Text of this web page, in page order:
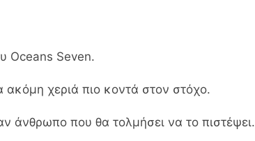
Oceans Seven.
ακόμη χεριά πιο κοντά στον στόχο.
άνθρωπο που θα τολμήσει να το πιστέψει.